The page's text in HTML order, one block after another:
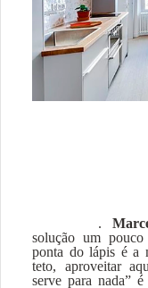
.
solução um pouco
ponta do lápis é a
teto, aproveitar
serve para nada”